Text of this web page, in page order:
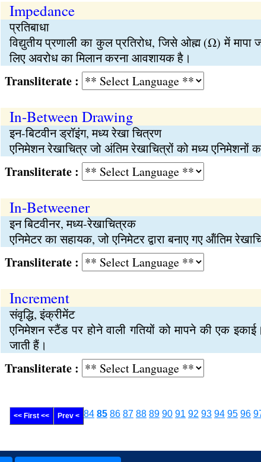
Impedance
प्रतिबाधा
विद्युतीय प्रणाली का कुल प्रतिरोध, जिसे ओह्म (Ω) में
लिए अवरोध का मिलान करना आवशायक है।
Transliterate :
In-Between Drawing
इन-बिटवीन ड्रॉइंग, मध्य रेखा चित्रण
एनिमेशन रेखाचित्र जो अंतिम रेखाचित्रों को मध्य
Transliterate :
In-Betweener
इन बिटवीनर, मध्य-रेखाचित्रक
एनिमेटर का सहायक, जो एनिमेटर द्वारा बनाए गए ऑंतिम
Transliterate :
Increment
संवृद्धि, इंक्रीमेंट
एनिमेशन स्टैंड पर होने वाली गतियों को मापने की एक
जाती हैं।
Transliterate :
<< First << Prev < 84 85 86 87 88 89 90 91 92 93 94 95 96